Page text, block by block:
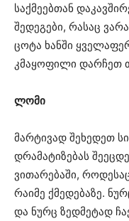
საქმეებთან
შედეგები, რასაც
ცოტა ხანში
კმაყოფილი დარჩეთ
ლომი
მარტივად შეხედეთ
დრამატიზებას
ვითარებაში,
რაიმე ქმედებაზე.
და ნურც ზედმეტად